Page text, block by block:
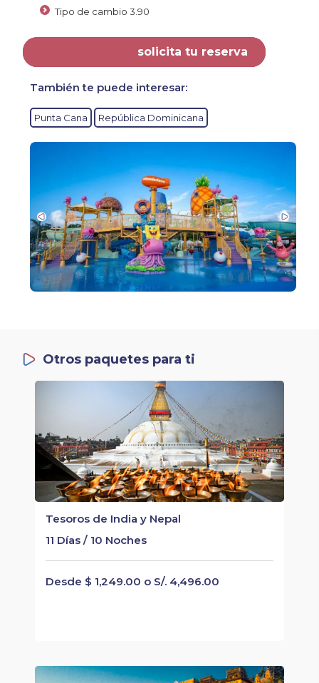
Tipo de cambio 3.90
solicita tu reserva
También te puede interesar:
Punta Cana República Dominicana
Otros paquetes para ti
Tesoros de India y Nepal
11 Días / 10 Noches
Desde $ 1,249.00 o S/. 4,496.00